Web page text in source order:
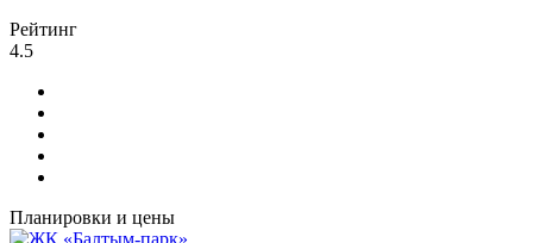
Рейтинг
4.5
Планировки и цены